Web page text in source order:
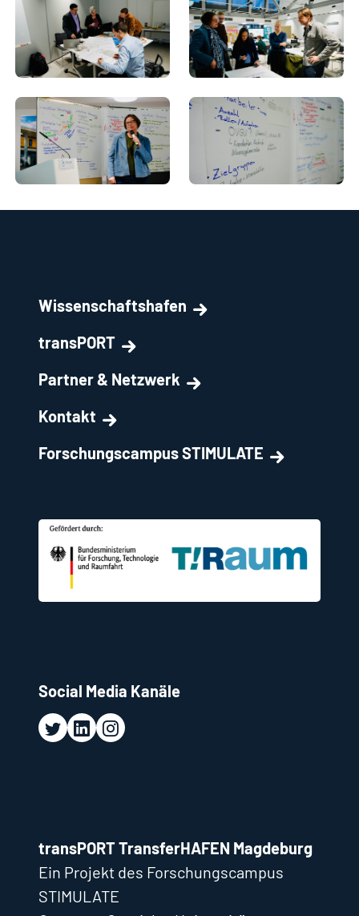
Wissenschaftshafen
transPORT
Partner & Netzwerk
Kontakt
Forschungscampus STIMULATE
Social Media Kanäle
transPORT TransferHAFEN Magdeburg
Ein Projekt des Forschungscampus
STIMULATE
Wir nutzen Cookies, um Inhalte anzeigen zu lassen und Zugriffe
auf unserer Website zu analysieren.
Datenschutzerklärung